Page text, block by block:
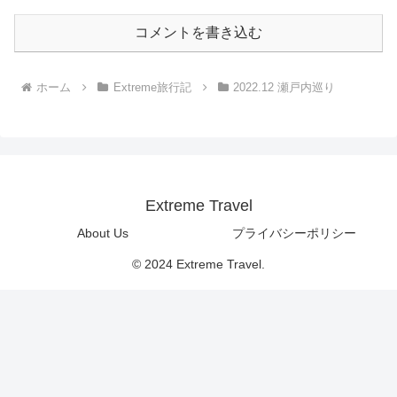
コメントを書き込む
ホーム Extreme旅行記 2022.12 瀬戸内巡り
Extreme Travel
About Us プライバシーポリシー
© 2024 Extreme Travel.